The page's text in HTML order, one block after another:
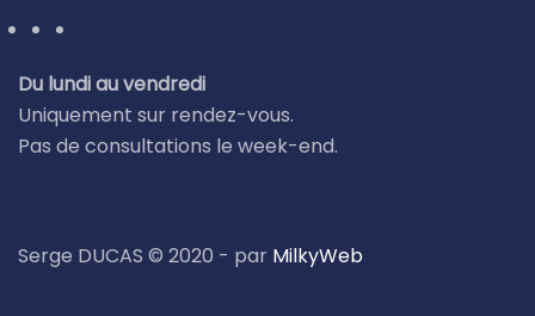
Du lundi au vendredi
Uniquement sur rendez-vous.
Pas de consultations le week-end.
Serge DUCAS © 2020 - par MilkyWeb